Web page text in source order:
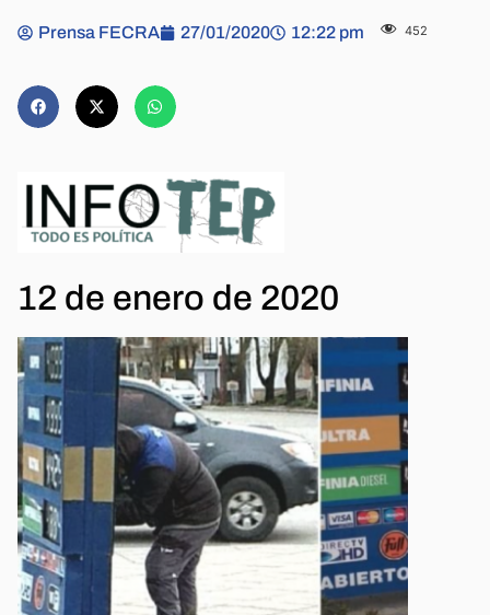
Prensa FECRA 27/01/2020 12:22 pm 452
12 de enero de 2020